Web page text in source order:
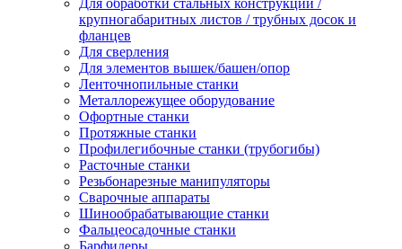
Для обработки стальных конструкций /
крупногабаритных листов / трубных досок и
фланцев
Для сверления
Для элементов вышек/башен/опор
Ленточнопильные станки
Металлорежущее оборудование
Офортные станки
Протяжные станки
Профилегибочные станки (трубогибы)
Расточные станки
Резьбонарезные манипуляторы
Сварочные аппараты
Шинообрабатывающие станки
Фальцеосадочные станки
Барфидеры